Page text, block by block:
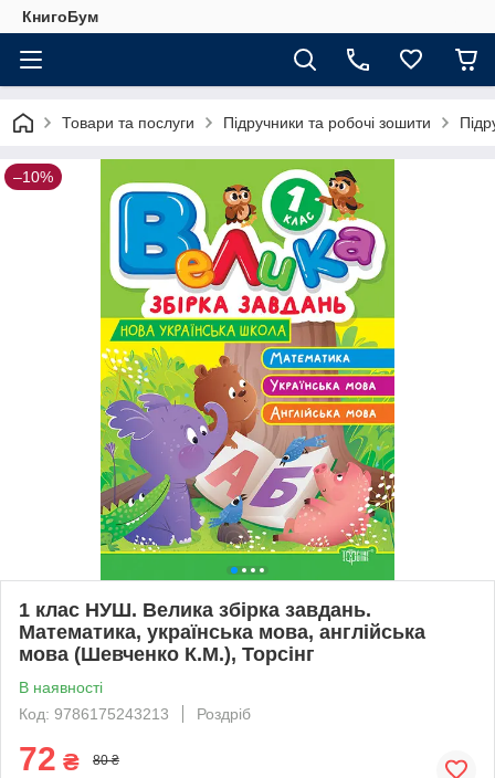
КнигоБум
Товари та послуги Підручники та робочі зошити
–10%
1 клас НУШ. Велика збірка завдань.
Математика, українська мова, англійська
мова (Шевченко К.М.), Торсінг
В наявності
Код: 9786175243213
Роздріб
72 ₴ 80 ₴